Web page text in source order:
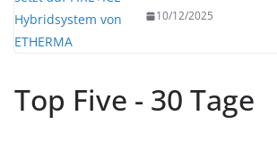
10/12/2025
Top Five - 30 Tage